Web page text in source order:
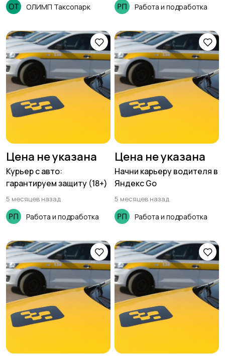
ОЛИМП Таксопарк Работа и подработка
Цена не указана
Курьер с авто:
гарантируем защиту (18+)
5 месяцев назад
Работа и подработка
Цена не указана
Начни карьеру водителя в
Яндекс Go
5 месяцев назад
Работа и подработка